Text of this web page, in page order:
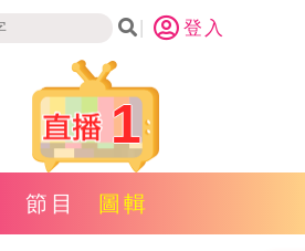
登入
1
節目 圖輯